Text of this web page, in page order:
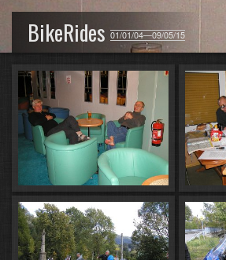
BikeRides 01/01/04—09/05/15